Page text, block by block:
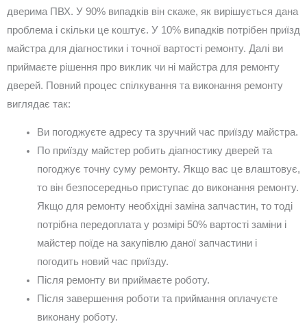
дверима ПВХ. У 90% випадків він скаже, як вирішується дана
проблема і скільки це коштує. У 10% випадків потрібен приїзд
майстра для діагностики і точної вартості ремонту. Далі ви
приймаєте рішення про виклик чи ні майстра для ремонту
дверей. Повний процес спілкування та виконання ремонту
виглядає так:
Ви погоджуєте адресу та зручний час приїзду майстра.
По приїзду майстер робить діагностику дверей та
погоджує точну суму ремонту. Якщо вас це влаштовує,
то він безпосередньо приступає до виконання ремонту.
Якщо для ремонту необхідні заміна запчастин, то тоді
потрібна передоплата у розмірі 50% вартості заміни і
майстер поїде на закупівлю даної запчастини і
погодить новий час приїзду.
Після ремонту ви приймаєте роботу.
Після завершення роботи та приймання оплачуєте
виконану роботу.